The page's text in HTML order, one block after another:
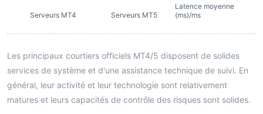
Serveurs MT4 Serveurs MT5
Latence moyenne
(ms)/ms
Les principaux courtiers officiels MT4/5 disposent de solides
services de système et d'une assistance technique de suivi. En
général, leur activité et leur technologie sont relativement
matures et leurs capacités de contrôle des risques sont solides.